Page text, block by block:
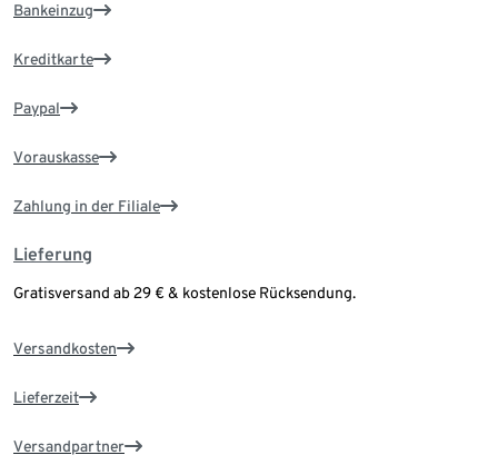
Bankeinzug
Kreditkarte
Paypal
Vorauskasse
Zahlung in der Filiale
Lieferung
Gratisversand ab 29 € & kostenlose Rücksendung.
Versandkosten
Lieferzeit
Versandpartner